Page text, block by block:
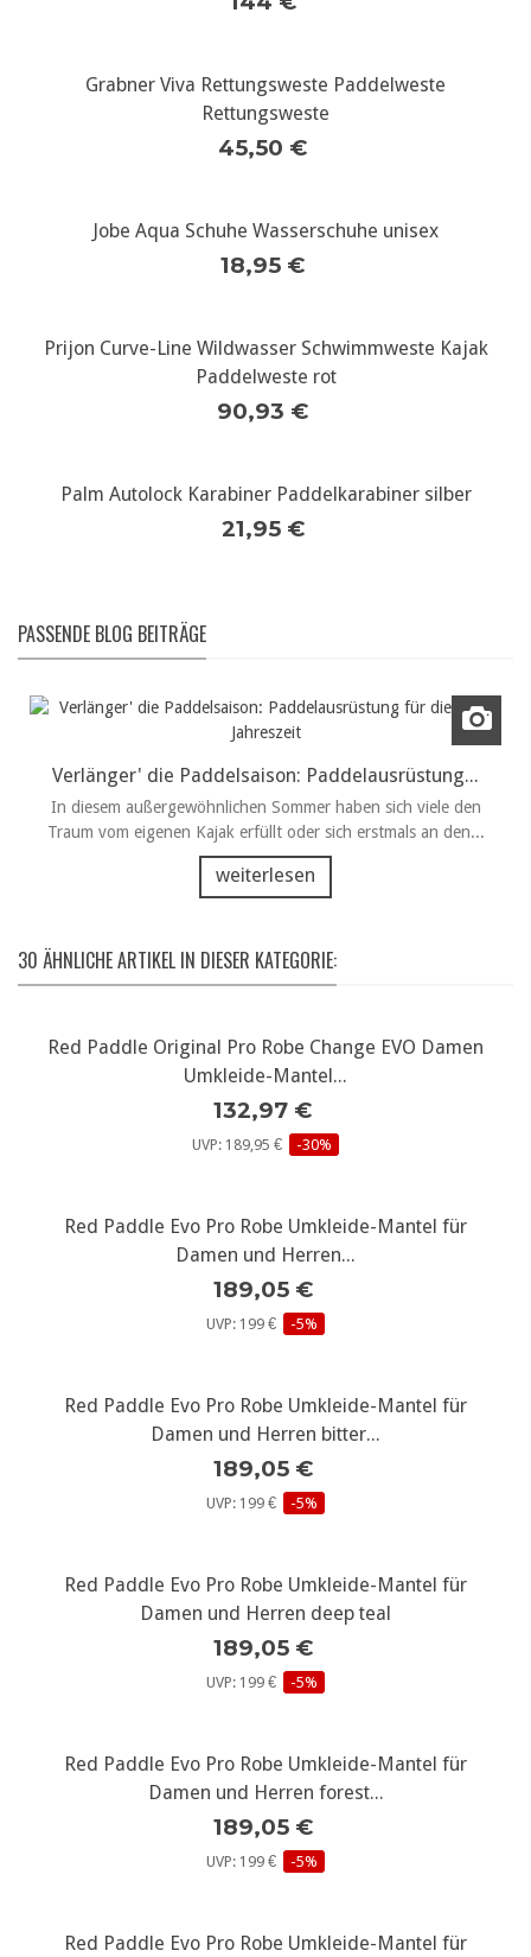
Grabner Viva Rettungsweste Paddelweste
Rettungsweste
45,50 €
Jobe Aqua Schuhe Wasserschuhe unisex
18,95 €
Prijon Curve-Line Wildwasser Schwimmweste Kajak
Paddelweste rot
90,93 €
Palm Autolock Karabiner Paddelkarabiner silber
21,95 €
PASSENDE BLOG BEITRÄGE
Verlänger' die Paddelsaison: Paddelausrüstung...
In diesem außergewöhnlichen Sommer haben sich viele den
Traum vom eigenen Kajak erfüllt oder sich erstmals an den...
weiterlesen
30 ÄHNLICHE ARTIKEL IN DIESER KATEGORIE:
Red Paddle Original Pro Robe Change EVO Damen
Umkleide-Mantel...
132,97 €
UVP: 189,95 € -30%
Red Paddle Evo Pro Robe Umkleide-Mantel für
Damen und Herren...
189,05 €
UVP: 199 € -5%
Red Paddle Evo Pro Robe Umkleide-Mantel für
Damen und Herren bitter...
189,05 €
UVP: 199 € -5%
Red Paddle Evo Pro Robe Umkleide-Mantel für
Damen und Herren deep teal
189,05 €
UVP: 199 € -5%
Red Paddle Evo Pro Robe Umkleide-Mantel für
Damen und Herren forest...
189,05 €
UVP: 199 € -5%
Red Paddle Evo Pro Robe Umkleide-Mantel für